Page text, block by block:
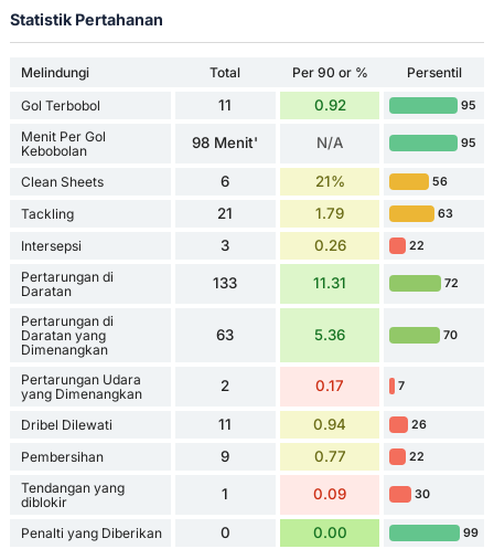
Statistik Pertahanan
Melindungi Total Per 90 or %
Persentil
Gol Terbobol
11 0.92 95
Menit Per Gol
Kebobolan
98 Menit' N/A 95
Clean Sheets 6 21% 56
Tackling 21 1.79 63
Intersepsi 3 0.26 22
Pertarungan di
Daratan
133 11.31 72
Pertarungan di
Daratan yang
Dimenangkan
63 5.36 70
Pertarungan Udara
yang Dimenangkan
2 0.17 7
Dribel Dilewati 11 0.94 26
Pembersihan 9 0.77 22
Tendangan yang
diblokir
1 0.09 30
Penalti yang Diberikan 0 0.00 99